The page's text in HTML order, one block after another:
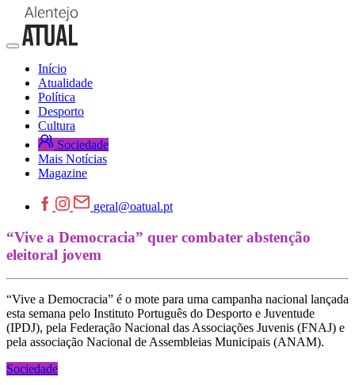
Início
Atualidade
Política
Desporto
Cultura
Sociedade
Mais Notícias
Magazine
geral@oatual.pt
“Vive a Democracia” quer combater abstenção
eleitoral jovem
“Vive a Democracia” é o mote para uma campanha nacional lançada
esta semana pelo Instituto Português do Desporto e Juventude
(IPDJ), pela Federação Nacional das Associações Juvenis (FNAJ) e
pela associação Nacional de Assembleias Municipais (ANAM).
Sociedade